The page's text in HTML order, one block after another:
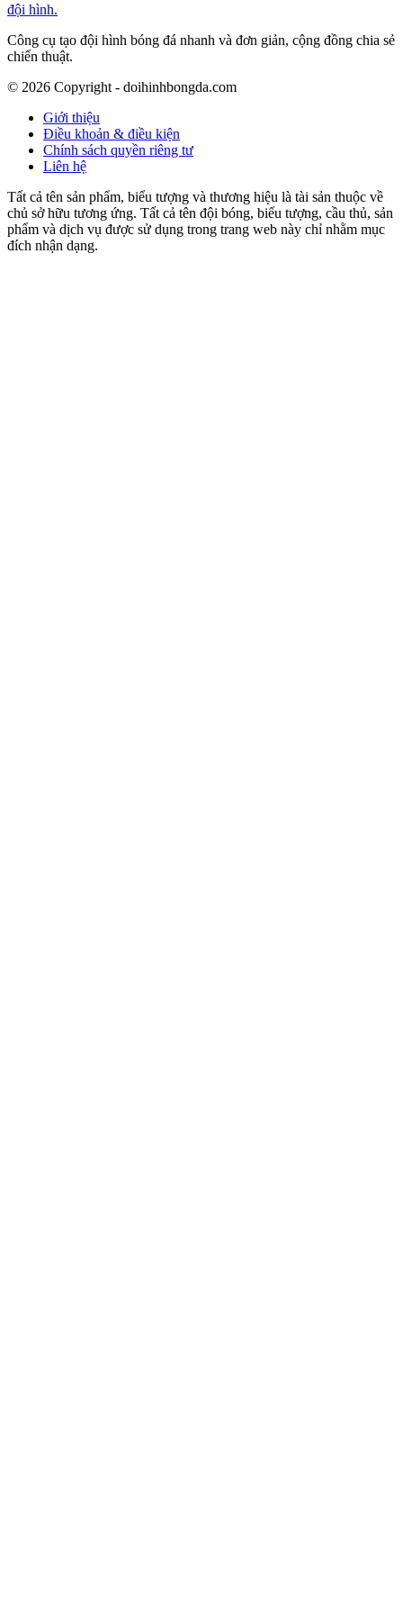
đội hình.
Công cụ tạo đội hình bóng đá nhanh và đơn giản, cộng đồng chia sẻ
chiến thuật.
© 2026 Copyright - doihinhbongda.com
Giới thiệu
Điều khoản & điều kiện
Chính sách quyền riêng tư
Liên hệ
Tất cả tên sản phẩm, biểu tượng và thương hiệu là tài sản thuộc về
chủ sở hữu tương ứng. Tất cả tên đội bóng, biểu tượng, cầu thủ, sản
phẩm và dịch vụ được sử dụng trong trang web này chỉ nhằm mục
đích nhận dạng.